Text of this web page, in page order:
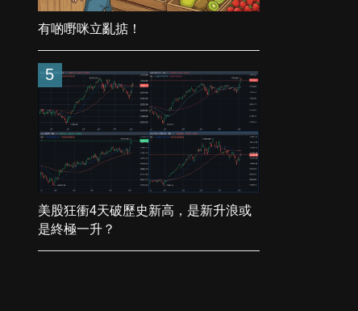
有啲嘢咪立亂掂！
5
美股狂衝4天破歷史新高，是新升浪或
是終極一升？